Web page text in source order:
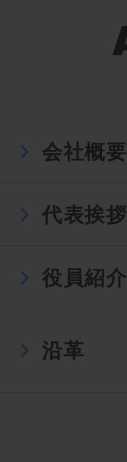
会社概要
代表挨拶
役員紹介
沿革